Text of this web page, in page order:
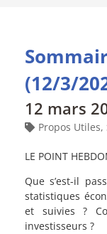
(12/3/
12 mars
Propos Utiles,
LE POINT
Que s’est-il
statistiques
et suivies ?
investisseurs ?